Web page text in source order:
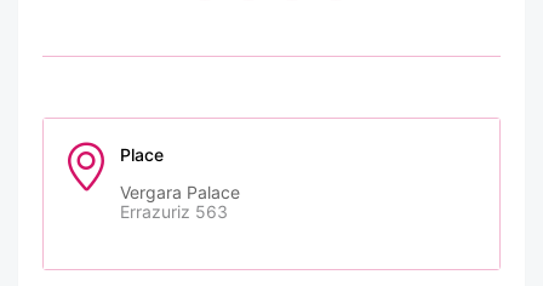
Place
Vergara Palace
Errazuriz 563